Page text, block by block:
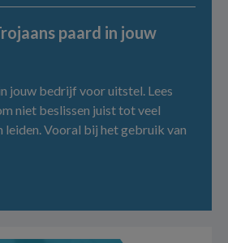
paard in jouw
jouw bedrijf voor uitstel. Lees
niet beslissen juist tot veel
Vooral bij het gebruik van